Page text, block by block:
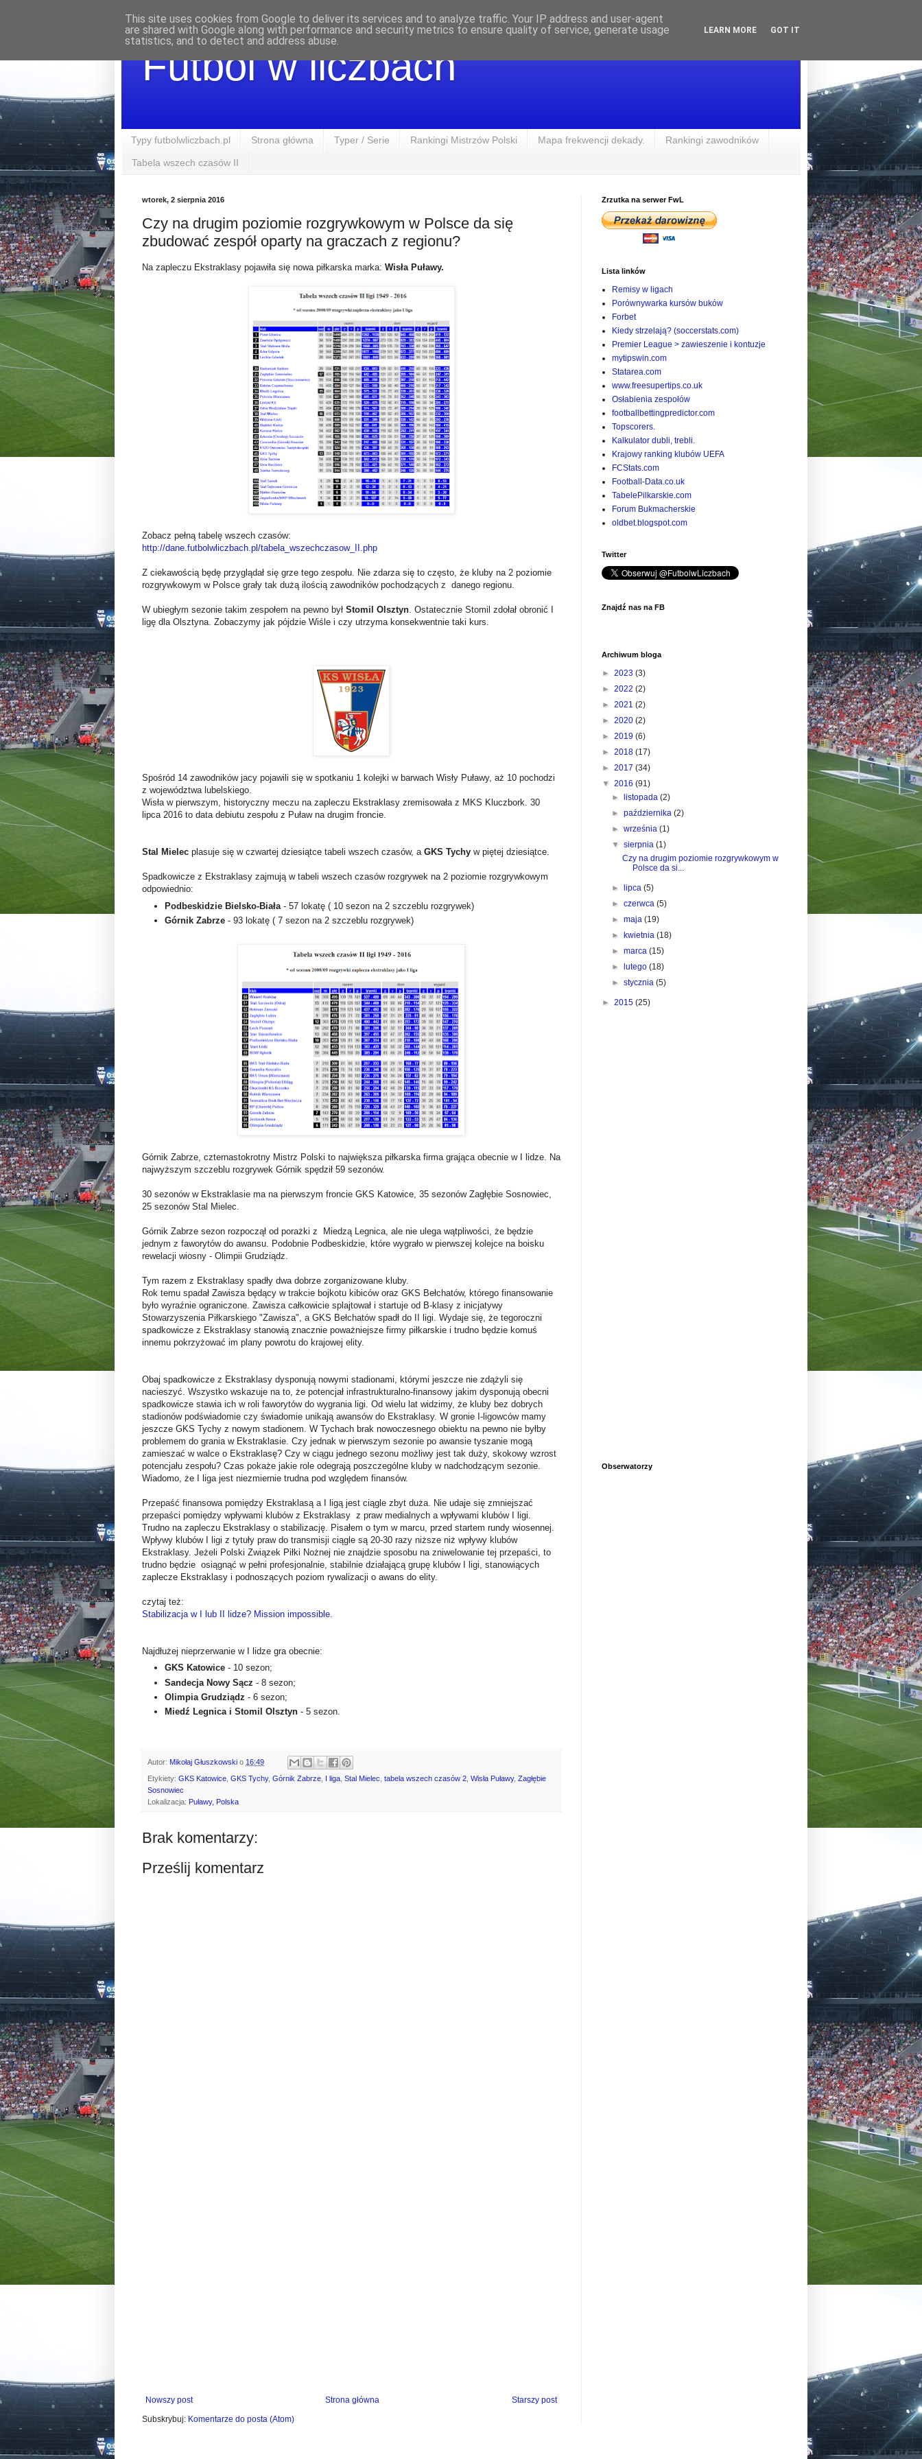
Futbol w liczbach
Typy futbolwliczbach.pl Strona główna Typer / Serie Rankingi Mistrzów Polski Mapa frekwencji dekady. Rankingi zawodników
Tabela wszech czasów II
wtorek, 2 sierpnia 2016
Czy na drugim poziomie rozgrywkowym w Polsce da się
zbudować zespół oparty na graczach z regionu?
Na zapleczu Ekstraklasy pojawiła się nowa piłkarska marka: Wisła Puławy.
Zobacz pełną tabelę wszech czasów:
http://dane.futbolwliczbach.pl/tabela_wszechczasow_II.php
Z ciekawością będę przyglądał się grze tego zespołu. Nie zdarza się to często, że kluby na 2 poziomie
rozgrywkowym w Polsce grały tak dużą ilością zawodników pochodzących z danego regionu.
W ubiegłym sezonie takim zespołem na pewno był Stomil Olsztyn. Ostatecznie Stomil zdołał obronić I
ligę dla Olsztyna. Zobaczymy jak pójdzie Wiśle i czy utrzyma konsekwentnie taki kurs.
Spośród 14 zawodników jacy pojawili się w spotkaniu 1 kolejki w barwach Wisły Puławy, aż 10 pochodzi
z województwa lubelskiego.
Wisła w pierwszym, historyczny meczu na zapleczu Ekstraklasy zremisowała z MKS Kluczbork. 30
lipca 2016 to data debiutu zespołu z Puław na drugim froncie.
Stal Mielec plasuje się w czwartej dziesiątce tabeli wszech czasów, a GKS Tychy w piętej dziesiątce.
Spadkowicze z Ekstraklasy zajmują w tabeli wszech czasów rozgrywek na 2 poziomie rozgrywkowym
odpowiednio:
Podbeskidzie Bielsko-Biała - 57 lokatę ( 10 sezon na 2 szczeblu rozgrywek)
Górnik Zabrze - 93 lokatę ( 7 sezon na 2 szczeblu rozgrywek)
Górnik Zabrze, czternastokrotny Mistrz Polski to największa piłkarska firma grająca obecnie w I lidze. Na
najwyższym szczeblu rozgrywek Górnik spędził 59 sezonów.
30 sezonów w Ekstraklasie ma na pierwszym froncie GKS Katowice, 35 sezonów Zagłębie Sosnowiec,
25 sezonów Stal Mielec.
Górnik Zabrze sezon rozpoczął od porażki z Miedzą Legnica, ale nie ulega wątpliwości, że będzie
jednym z faworytów do awansu. Podobnie Podbeskidzie, które wygrało w pierwszej kolejce na boisku
rewelacji wiosny - Olimpii Grudziądz.
Tym razem z Ekstraklasy spadły dwa dobrze zorganizowane kluby.
Rok temu spadał Zawisza będący w trakcie bojkotu kibiców oraz GKS Bełchatów, którego finansowanie
było wyraźnie ograniczone. Zawisza całkowicie splajtował i startuje od B-klasy z inicjatywy
Stowarzyszenia Piłkarskiego "Zawisza", a GKS Bełchatów spadł do II ligi. Wydaje się, że tegoroczni
spadkowicze z Ekstraklasy stanowią znacznie poważniejsze firmy piłkarskie i trudno będzie komuś
innemu pokrzyżować im plany powrotu do krajowej elity.
Obaj spadkowicze z Ekstraklasy dysponują nowymi stadionami, którymi jeszcze nie zdążyli się
nacieszyć. Wszystko wskazuje na to, że potencjał infrastrukturalno-finansowy jakim dysponują obecni
spadkowicze stawia ich w roli faworytów do wygrania ligi. Od wielu lat widzimy, że kluby bez dobrych
stadionów podświadomie czy świadomie unikają awansów do Ekstraklasy. W gronie I-ligowców mamy
jeszcze GKS Tychy z nowym stadionem. W Tychach brak nowoczesnego obiektu na pewno nie byłby
problemem do grania w Ekstraklasie. Czy jednak w pierwszym sezonie po awansie tyszanie mogą
zamieszać w walce o Ekstraklasę? Czy w ciągu jednego sezonu możliwy jest tak duży, skokowy wzrost
potencjału zespołu? Czas pokaże jakie role odegrają poszczególne kluby w nadchodzącym sezonie.
Wiadomo, że I liga jest niezmiernie trudna pod względem finansów.
Przepaść finansowa pomiędzy Ekstraklasą a I ligą jest ciągle zbyt duża. Nie udaje się zmniejszać
przepaści pomiędzy wpływami klubów z Ekstraklasy z praw medialnych a wpływami klubów I ligi.
Trudno na zapleczu Ekstraklasy o stabilizację. Pisałem o tym w marcu, przed startem rundy wiosennej.
Wpływy klubów I ligi z tytuły praw do transmisji ciągle są 20-30 razy niższe niż wpływy klubów
Ekstraklasy. Jeżeli Polski Związek Piłki Nożnej nie znajdzie sposobu na zniwelowanie tej przepaści, to
trudno będzie osiągnąć w pełni profesjonalnie, stabilnie działającą grupę klubów I ligi, stanowiących
zaplecze Ekstraklasy i podnoszących poziom rywalizacji o awans do elity.
czytaj też:
Stabilizacja w I lub II lidze? Mission impossible.
Najdłużej nieprzerwanie w I lidze gra obecnie:
GKS Katowice - 10 sezon;
Sandecja Nowy Sącz - 8 sezon;
Olimpia Grudziądz - 6 sezon;
Miedź Legnica i Stomil Olsztyn - 5 sezon.
Autor: Mikołaj Głuszkowski o 16:49
Etykiety: GKS Katowice GKS Tychy, Górnik Zabrze I liga Stal Mielec tabela wszech czasów 2 Wisła Puławy, Zagłębie
Sosnowiec
Lokalizacja: Puławy, Polska
Brak komentarzy:
Prześlij komentarz
Nowszy post Starszy post
Strona główna
Subskrybuj: Komentarze do posta (Atom)
Zrzutka na serwer FwL
Lista linków
Remisy w ligach
Porównywarka kursów buków
Forbet
Kiedy strzelają? (soccerstats.com)
Premier League > zawieszenie i kontuzje
mytipswin.com
Statarea.com
www.freesupertips.co.uk
Osłabienia zespołów
footballbettingpredictor.com
Topscorers.
Kalkulator dubli, trebli.
Krajowy ranking klubów UEFA
FCStats.com
Football-Data.co.uk
TabelePilkarskie.com
Forum Bukmacherskie
oldbet.blogspot.com
Twitter
Znajdź nas na FB
Archiwum bloga
► 2023 (3)
► 2022 (2)
► 2021 (2)
► 2020 (2)
► 2019 (6)
► 2018 (17)
► 2017 (34)
▼ 2016 (91)
►listopada(2)
►października(2)
►września(1)
▼sierpnia(1)
Czy na drugim poziomie rozgrywkowym w
Polsce da si...
►lipca(5)
►czerwca(5)
►maja(19)
►kwietnia(18)
►marca(15)
►lutego(18)
►stycznia(5)
► 2015 (25)
Obserwatorzy
This site uses cookies from Google to deliver its services and to analyze traffic. Your IP address and user-agent
are shared with Google along with performance and security metrics to ensure quality of service, generate usage
statistics, and to detect and address abuse.
LEARN MORE GOT IT